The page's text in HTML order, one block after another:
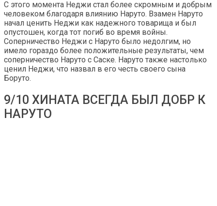
С этого момента Неджи стал более скромным и добрым
человеком благодаря влиянию Наруто. Взамен Наруто
начал ценить Неджи как надежного товарища и был
опустошен, когда тот погиб во время войны.
Соперничество Неджи с Наруто было недолгим, но
имело гораздо более положительные результаты, чем
соперничество Наруто с Саске. Наруто также настолько
ценил Неджи, что назвал в его честь своего сына
Боруто.
9/10 ХИНАТА ВСЕГДА БЫЛ ДОБР К
НАРУТО